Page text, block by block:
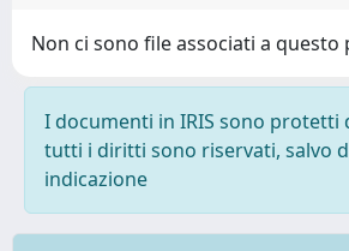
Non ci sono file associati a
I documenti in IRIS sono protetti
tutti i diritti sono riservati, salvo
indicazione